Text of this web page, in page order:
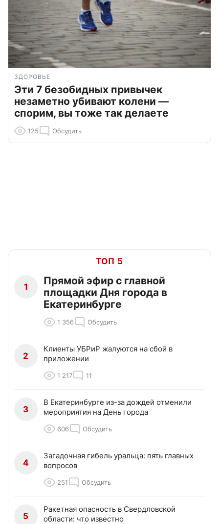
ЗДОРОВЬЕ
Эти 7 безобидных привычек
незаметно убивают колени —
спорим, вы тоже так делаете
125 Обсудить
ТОП 5
1
Прямой эфир с главной
площадки Дня города в
Екатеринбурге
1 356 Обсудить
2
Клиенты УБРиР жалуются на сбой в
приложении
1 217 11
3
В Екатеринбурге из-за дождей отменили
мероприятия на День города
606 Обсудить
4
Загадочная гибель уральца: пять главных
вопросов
251 Обсудить
5
Ракетная опасность в Свердловской
области: что известно